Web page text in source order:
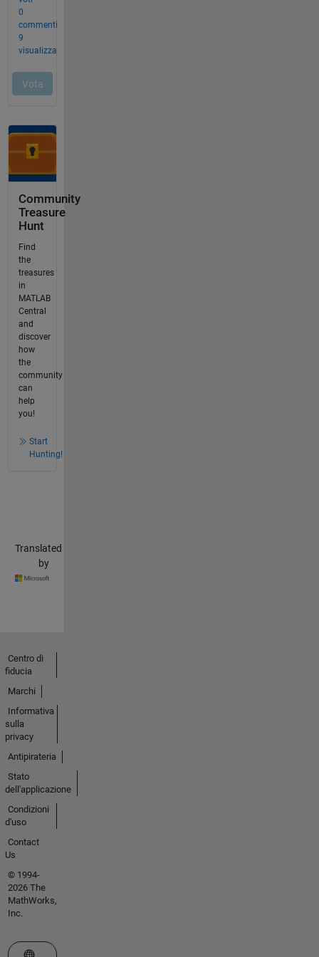
Community
Treasure
Hunt
Find
the
treasures
in
MATLAB
Central
and
discover
how
the
community
can
help
you!
Start
Hunting!
Translated
by
Centro di
fiducia
Marchi
Informativa
sulla
privacy
Antipirateria
Stato
dell'applicazione
Condizioni
d'uso
Contact
Us
© 1994-
2026 The
MathWorks,
Inc.
Seleziona un sito web